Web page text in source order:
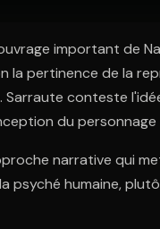
important de
la pertinence de la
conteste
du
narrative qui
psyché humaine,